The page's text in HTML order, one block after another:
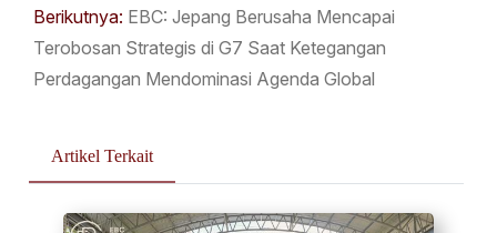
Berikutnya: EBC: Jepang Berusaha Mencapai
Terobosan Strategis di G7 Saat Ketegangan
Perdagangan Mendominasi Agenda Global
Artikel Terkait